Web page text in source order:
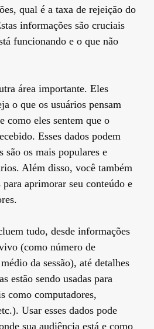
qual é a taxa de rejeição do
informações são cruciais
funcionando e o que não
área importante. Eles
o que os usuários pensam
como eles sentem que o
Esses dados podem
são os mais populares e
Além disso, você também
para aprimorar seu conteúdo e
tudo, desde informações
(como número de
da sessão), até detalhes
estão sendo usadas para
como computadores,
Usar esses dados pode
sua audiência está e como